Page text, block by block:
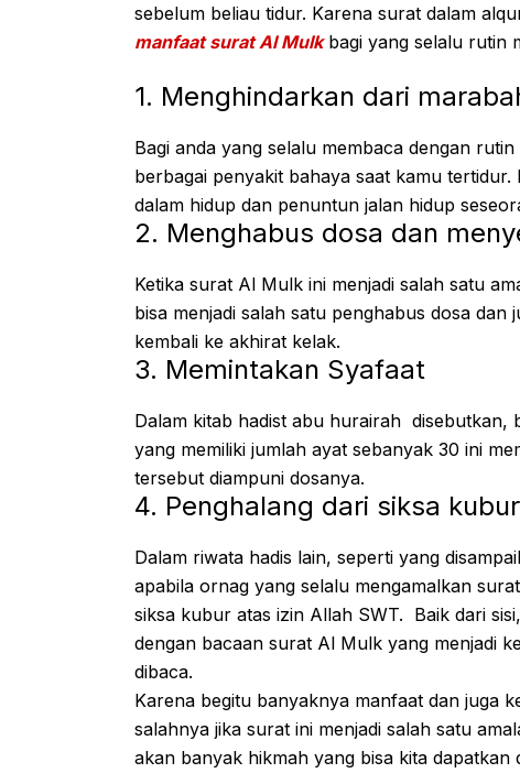
sebelum beliau tidur. Karena surat dalam
manfaat surat Al Mulkbagi yang selalu rutin
1. Menghindarkan dari
Bagi anda yang selalu membaca dengan
berbagai penyakit bahaya saat kamu
dalam hidup dan penuntun jalan hidup
2. Menghabus dosa dan
Ketika surat Al Mulk ini menjadi salah satu
bisa menjadi salah satu penghabus dosa
kembali ke akhirat kelak.
3. Memintakan Syafaat
Dalam kitab hadist abu hurairah
yang memiliki jumlah ayat sebanyak 30 ini
tersebut diampuni dosanya.
4. Penghalang dari siksa kubur
Dalam riwata hadis lain, seperti yang
apabila ornag yang selalu mengamalkan
siksa kubur atas izin Allah SWT. Baik dari
dengan bacaan surat Al Mulk yang menjadi
dibaca.
Karena begitu banyaknya manfaat dan juga
salahnya jika surat ini menjadi salah satu
akan banyak hikmah yang bisa kita